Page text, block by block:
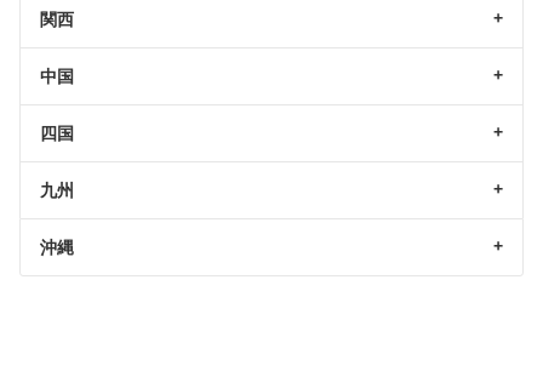
関西
中国
四国
九州
沖縄